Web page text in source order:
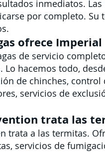
inmediatos.
por completo. Su
ofrece Imperial
de servicio
hacemos todo,
de chinches, control
servicios de
trata las
trata a las termitas.
servicios de